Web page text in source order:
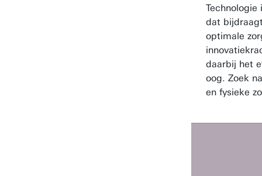
dat
optimale
daarbij het
oog. Zoek
en fysieke